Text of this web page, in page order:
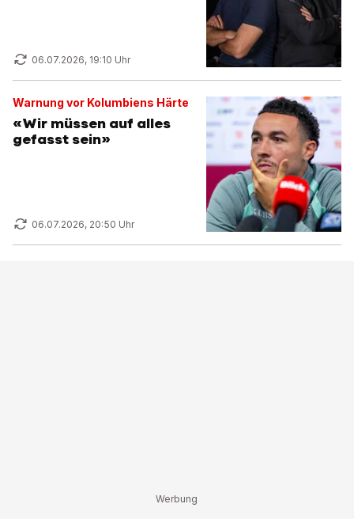
06.07.2026, 19:10 Uhr
Warnung vor Kolumbiens Härte
«Wir müssen auf alles
gefasst sein»
06.07.2026, 20:50 Uhr